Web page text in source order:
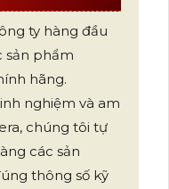
ty hàng đầu
sản phẩm
hãng.
nghiệm và am
chúng tôi tự
các sản
thông số kỹ